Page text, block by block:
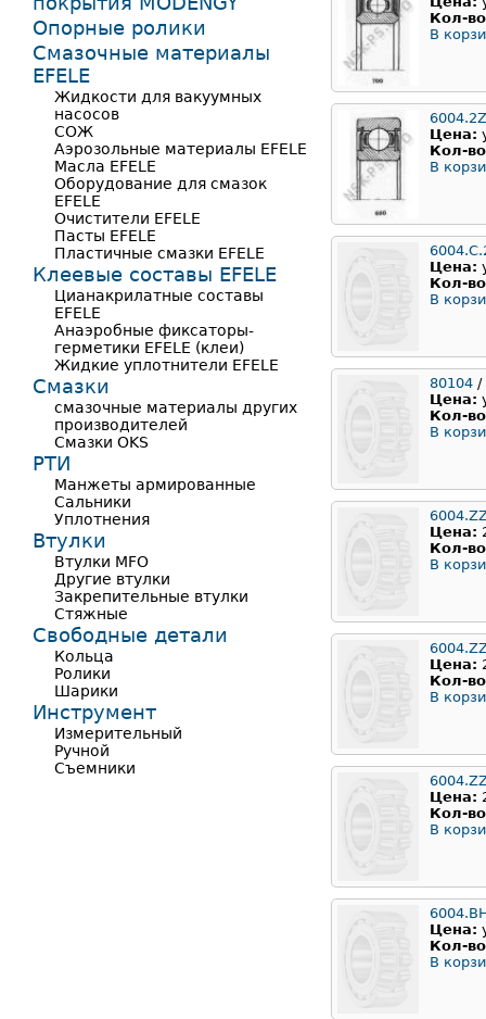
Кол-
В
Цена:
Кол-
В
Цена:
Кол-
В
80104 /
Цена:
Кол-
В
Цена:
Кол-
В
Цена:
Кол-
В
Цена:
Кол-
В
Цена:
Кол-
В
Опорные ролики
Смазочные материалы
EFELE
Жидкости для вакуумных
насосов
СОЖ
Аэрозольные материалы EFELE
Масла EFELE
Оборудование для смазок
EFELE
Очистители EFELE
Пасты EFELE
Пластичные смазки EFELE
Клеевые составы EFELE
Цианакрилатные составы
EFELE
Анаэробные фиксаторы-
герметики EFELE (клеи)
Жидкие уплотнители EFELE
Смазки
смазочные материалы других
производителей
Смазки OKS
РТИ
Манжеты армированные
Сальники
Уплотнения
Втулки
Втулки MFO
Другие втулки
Закрепительные втулки
Стяжные
Свободные детали
Кольца
Ролики
Шарики
Инструмент
Измерительный
Ручной
Съемники